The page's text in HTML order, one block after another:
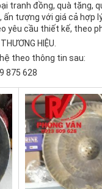
tranh đồng, quà tặng,
tượng với giá cả hợp
yêu cầu thiết kế, theo
HIỆU.
theo thông tin sau:
875 628